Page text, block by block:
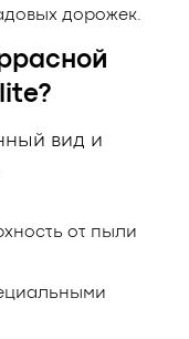
дорожек.
вид и
от пыли